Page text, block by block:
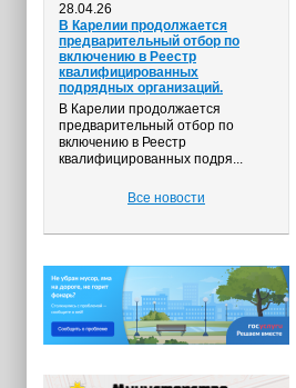
28.04.26
В Карелии продолжается
предварительный отбор по
включению в Реестр
квалифицированных
подрядных организаций.
В Карелии продолжается
предварительный отбор по
включению в Реестр
квалифицированных подря...
Все новости